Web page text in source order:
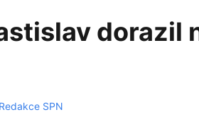
dorazil
Redakce SPN